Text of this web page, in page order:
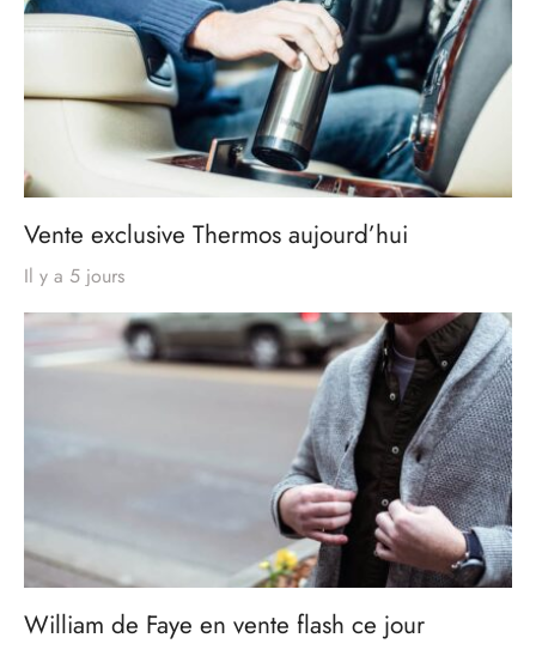
Vente exclusive Thermos aujourd’hui
Il y a 5 jours
William de Faye en vente flash ce jour